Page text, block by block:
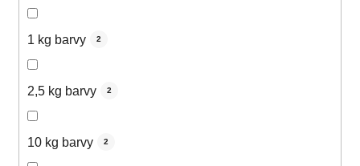
1 kg barvy 2
2,5 kg barvy 2
10 kg barvy 2